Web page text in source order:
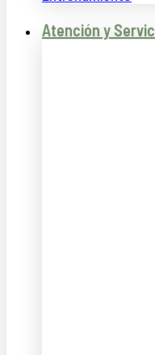
Atención y